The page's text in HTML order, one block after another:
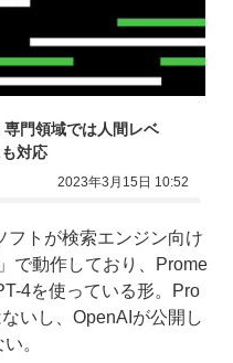
専門領域では人間レベ
対応
2023年3月15日 10:52
フトが検索エンジン向け
で動作しており、Prome
4を使っている形。Pro
いし、OpenAIが公開し
。